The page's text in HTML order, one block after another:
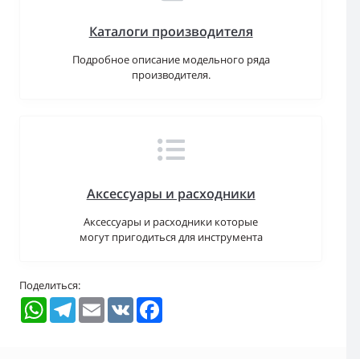
Каталоги производителя
Подробное описание модельного ряда
производителя.
Аксессуары и расходники
Аксессуары и расходники которые
могут пригодиться для инструмента
Поделиться:
WhatsAppTelegramEmail VK